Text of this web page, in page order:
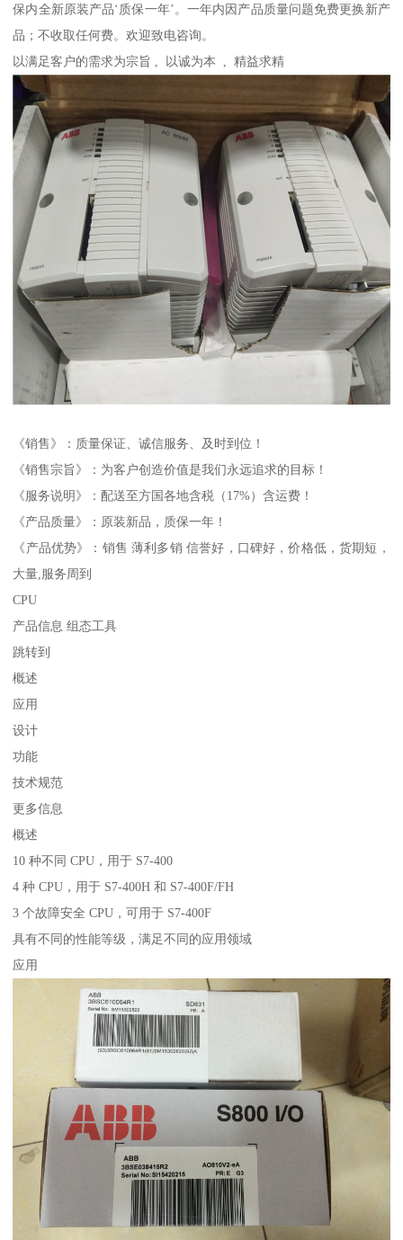
保内全新原装产品‘质保一年’。一年内因产品质量问题免费更换新产
品；不收取任何费。欢迎致电咨询。
以满足客户的需求为宗旨 , 以诚为本 , 精益求精
《销售》：质量保证、诚信服务、及时到位！
《销售宗旨》：为客户创造价值是我们永远追求的目标！
《服务说明》：配送至方国各地含税（17%）含运费！
《产品质量》：原装新品，质保一年！
《产品优势》：销售 薄利多销 信誉好，口碑好，价格低，货期短，
大量,服务周到
CPU
产品信息 组态工具
跳转到
概述
应用
设计
功能
技术规范
更多信息
概述
10 种不同 CPU，用于 S7-400
4 种 CPU，用于 S7-400H 和 S7-400F/FH
3 个故障安全 CPU，可用于 S7-400F
具有不同的性能等级，满足不同的应用领域
应用